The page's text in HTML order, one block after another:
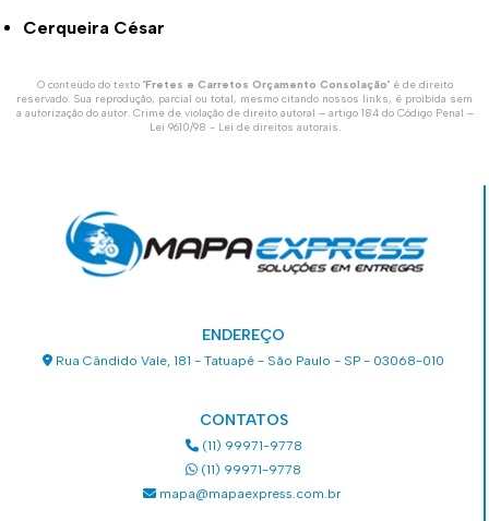
Cerqueira César
O conteúdo do texto "Fretes e Carretos Orçamento Consolação" é de direito
reservado. Sua reprodução, parcial ou total, mesmo citando nossos links, é proibida sem
a autorização do autor. Crime de violação de direito autoral – artigo 184 do Código Penal –
Lei 9610/98 - Lei de direitos autorais.
ENDEREÇO
Rua Cândido Vale, 181 - Tatuapé - São Paulo - SP - 03068-010
CONTATOS
(11) 99971-9778
(11) 99971-9778
mapa@mapaexpress.com.br